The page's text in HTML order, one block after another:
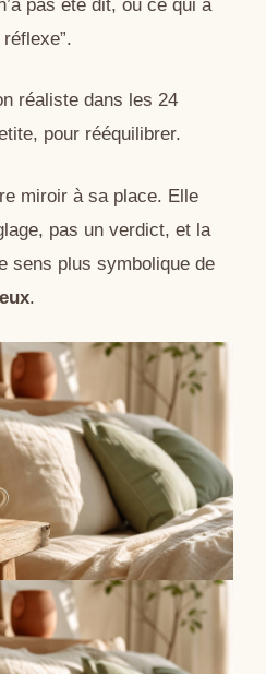
pas été dit, ou ce qui a
réaliste dans les 24
pour rééquilibrer.
miroir à sa place. Elle
pas un verdict, et la
sens plus symbolique de
.